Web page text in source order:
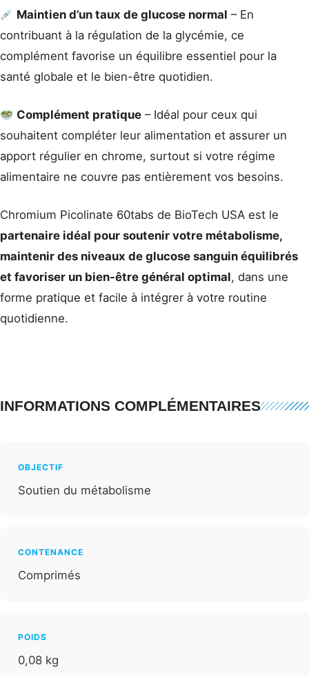
Maintien d’un taux de glucose normal – En
contribuant à la régulation de la glycémie, ce
complément favorise un équilibre essentiel pour la
santé globale et le bien-être quotidien.
Complément pratique – Idéal pour ceux qui
souhaitent compléter leur alimentation et assurer un
apport régulier en chrome, surtout si votre régime
alimentaire ne couvre pas entièrement vos besoins.
Chromium Picolinate 60tabs de BioTech USA est le
partenaire idéal pour soutenir votre métabolisme,
maintenir des niveaux de glucose sanguin équilibrés
et favoriser un bien-être général optimal, dans une
forme pratique et facile à intégrer à votre routine
quotidienne.
INFORMATIONS COMPLÉMENTAIRES
OBJECTIF
Soutien du métabolisme
CONTENANCE
Comprimés
POIDS
0,08 kg